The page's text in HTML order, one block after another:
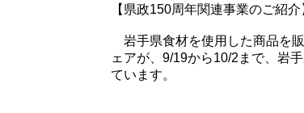
【県政150周年関連事業のご紹介
岩手県食材を使用した商品を
ェアが、9/19から10/2まで、岩
ています。